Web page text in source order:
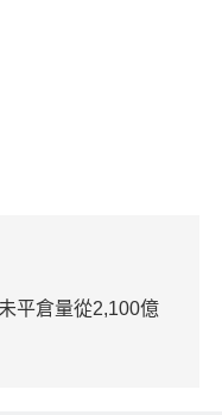
平倉量從2,100億